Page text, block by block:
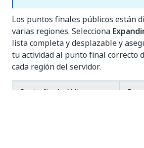
Los puntos finales públicos están
varias regiones. Selecciona
lista completa y desplazable y
tu actividad al punto final correcto
cada región del servidor.
Punto final público